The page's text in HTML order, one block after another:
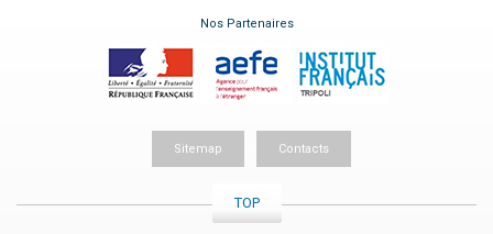
Nos Partenaires
Sitemap Contacts
TOP